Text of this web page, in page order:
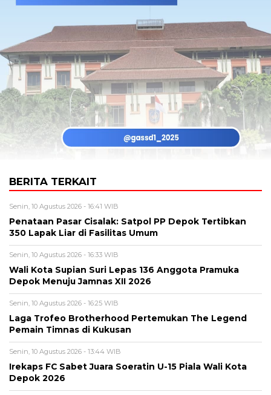
BERITA TERKAIT
Senin, 10 Agustus 2026 - 16:41 WIB
Penataan Pasar Cisalak: Satpol PP Depok Tertibkan
350 Lapak Liar di Fasilitas Umum
Senin, 10 Agustus 2026 - 16:33 WIB
Wali Kota Supian Suri Lepas 136 Anggota Pramuka
Depok Menuju Jamnas XII 2026
Senin, 10 Agustus 2026 - 16:25 WIB
Laga Trofeo Brotherhood Pertemukan The Legend
Pemain Timnas di Kukusan
Senin, 10 Agustus 2026 - 13:44 WIB
Irekaps FC Sabet Juara Soeratin U-15 Piala Wali Kota
Depok 2026